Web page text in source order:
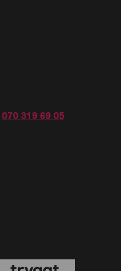
070 319 69 05